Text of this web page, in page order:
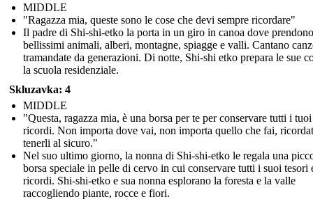
MIDDLE
"Ragazza mia, queste sono le cose che devi sempre ricordare"
Il padre di Shi-shi-etko la porta in un giro in canoa dove
bellissimi animali, alberi, montagne, spiagge e valli. Cantano
tramandate da generazioni. Di notte, Shi-shi etko prepara le sue
la scuola residenziale.
Skluzavka: 4
MIDDLE
"Questa, ragazza mia, è una borsa per te per conservare tutti i tuoi
ricordi. Non importa dove vai, non importa quello che fai,
tenerli al sicuro."
Nel suo ultimo giorno, la nonna di Shi-shi-etko le regala una
borsa speciale in pelle di cervo in cui conservare tutti i suoi tesori
ricordi. Shi-shi-etko e sua nonna esplorano la foresta e la valle
raccogliendo piante, rocce e fiori.